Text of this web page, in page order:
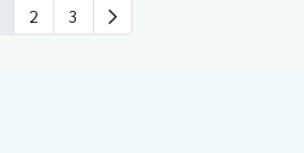
2 3